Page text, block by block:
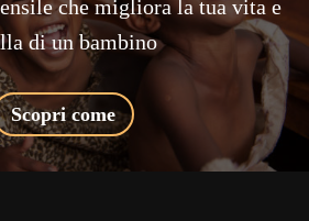
che migliora la tua vita e
di un bambino
Scopri come